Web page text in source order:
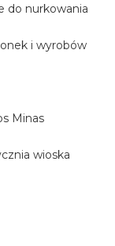
do nurkowania
i wyrobów
Minas
wioska